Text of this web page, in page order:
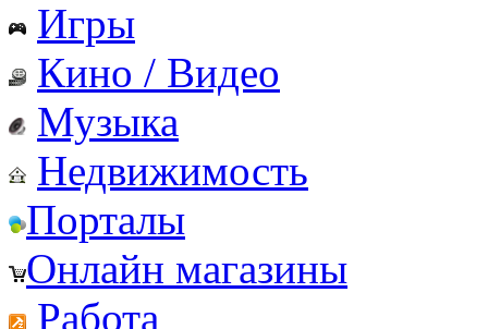
Игры
Кино / Видео
Музыка
Недвижимость
Порталы
Онлайн магазины
Работа